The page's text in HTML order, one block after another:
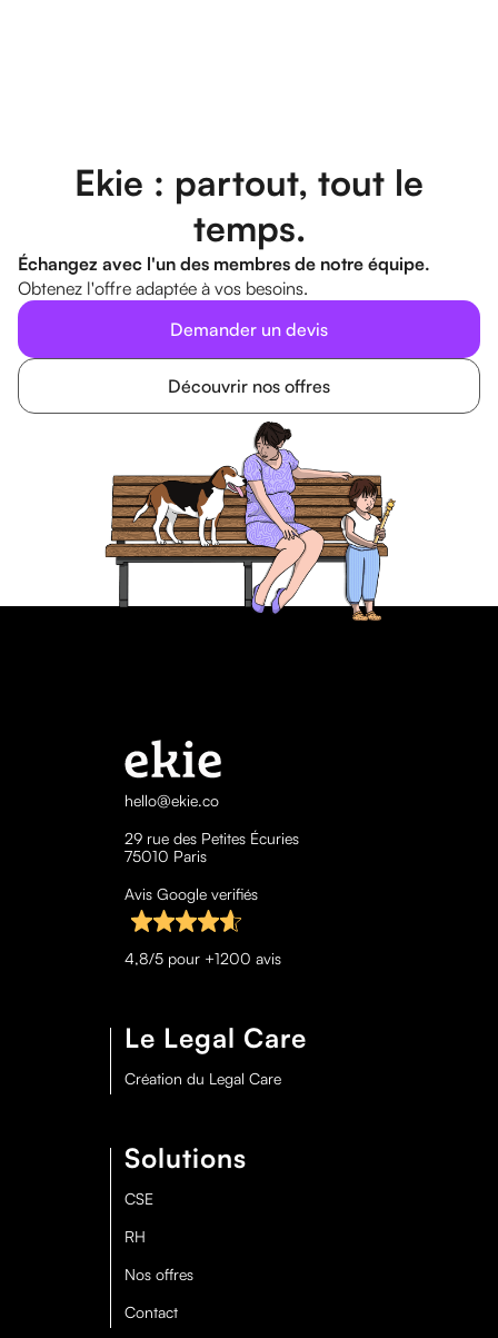
Ekie : partout, tout le
temps.
Échangez avec l'un des membres de notre équipe.
Obtenez l'offre adaptée à vos besoins.
Demander un devis
Découvrir nos offres
hello@ekie.co
29 rue des Petites Écuries
75010 Paris
Avis Google verifiés
4,8/5 pour +1200 avis
Le Legal Care
Création du Legal Care
Solutions
CSE
RH
Nos offres
Contact